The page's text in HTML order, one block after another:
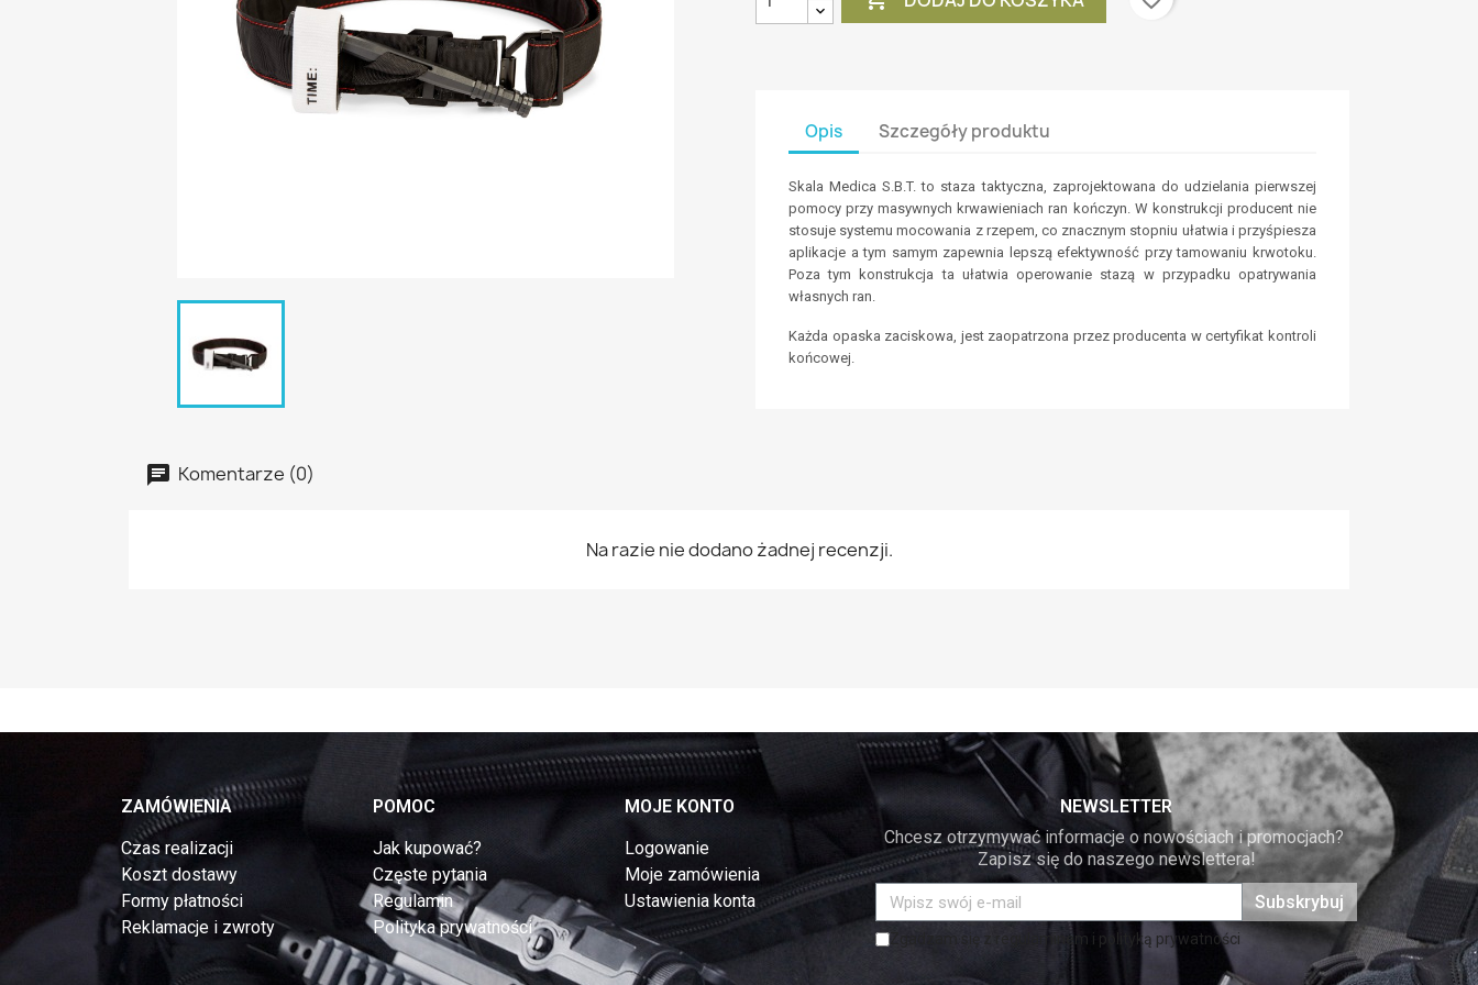
Opis Szczegóły produktu
Skala Medica S.B.T. to staza taktyczna, zaprojektowana do udzielania pierwszej
pomocy przy masywnych krwawieniach ran kończyn. W konstrukcji producent nie
stosuje systemu mocowania z rzepem, co znacznym stopniu ułatwia i przyśpiesza
aplikacje a tym samym zapewnia lepszą efektywność przy tamowaniu krwotoku.
Poza tym konstrukcja ta ułatwia operowanie stazą w przypadku opatrywania
własnych ran.
Każda opaska zaciskowa, jest zaopatrzona przez producenta w certyfikat kontroli
końcowej.
Komentarze (0)
Na razie nie dodano żadnej recenzji.
ZAMÓWIENIA
Czas realizacji
Koszt dostawy
Formy płatności
Reklamacje i zwroty
POMOC
Jak kupować?
Częste pytania
Regulamin
Polityka prywatności
MOJE KONTO
Logowanie
Moje zamówienia
Ustawienia konta
NEWSLETTER
Chcesz otrzymywać informacje o nowościach i promocjach?
Zapisz się do naszego newslettera!
Subskrybuj
Zgadzam się z regulaminem i polityką prywatności